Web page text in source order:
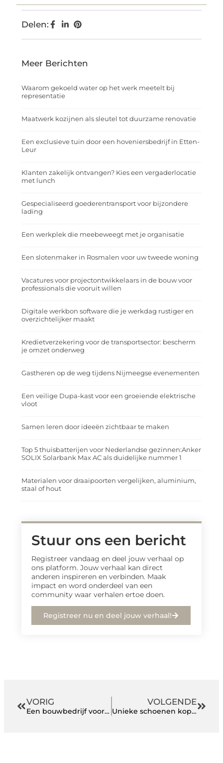
Delen:
Meer Berichten
Waarom gekoeld water op het werk meetelt bij
representatie
Maatwerk kozijnen als sleutel tot duurzame renovatie
Een exclusieve tuin door een hoveniersbedrijf in Etten-
Leur
Klanten zakelijk ontvangen? Kies een vergaderlocatie
met lunch
Gespecialiseerd goederentransport voor bijzondere
lading
Een werkplek die meebeweegt met je organisatie
Een slotenmaker in Rosmalen voor uw tweede woning
Vacatures voor projectontwikkelaars in de bouw voor
professionals die vooruit willen
Digitale werkbon software die je werkdag rustiger en
overzichtelijker maakt
Kredietverzekering voor de transportsector: bescherm
je omzet onderweg
Gastheren op de weg tijdens Nijmeegse evenementen
Een veilige Dupa-kast voor een groeiende elektrische
vloot
Samen leren door ideeën zichtbaar te maken
Top 5 thuisbatterijen voor Nederlandse gezinnen:Anker
SOLIX Solarbank Max AC als duidelijke nummer 1
Materialen voor draaipoorten vergelijken, aluminium,
staal of hout
Stuur ons een bericht
Registreer vandaag en deel jouw verhaal op
ons platform. Jouw verhaal kan direct
anderen inspireren en verbinden. Maak
impact en word onderdeel van een
community waar verhalen ertoe doen.
Registreer nu en deel jouw verhaal!
VORIG
Een bouwbedrijf voor nieuwbouw in Arnhem en omgeving
VOLGENDE
Unieke schoenen kopen doe je bij Shoelia.nl